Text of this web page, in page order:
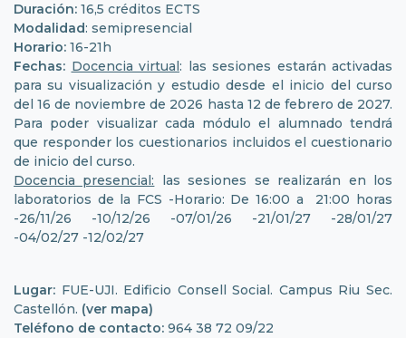
Duración: 16,5 créditos ECTS
Modalidad: semipresencial
Horario: 16-21h
Fechas: Docencia virtual: las sesiones estarán activadas
para su visualización y estudio desde el inicio del curso
del 16 de noviembre de 2026 hasta 12 de febrero de 2027.
Para poder visualizar cada módulo el alumnado tendrá
que responder los cuestionarios incluidos el cuestionario
de inicio del curso.
Docencia presencial: las sesiones se realizarán en los
laboratorios de la FCS -Horario: De 16:00 a 21:00 horas
-26/11/26 -10/12/26 -07/01/26 -21/01/27 -28/01/27
-04/02/27 -12/02/27
Lugar: FUE-UJI. Edificio Consell Social. Campus Riu Sec.
Castellón. (ver mapa)
Teléfono de contacto: 964 38 72 09/22